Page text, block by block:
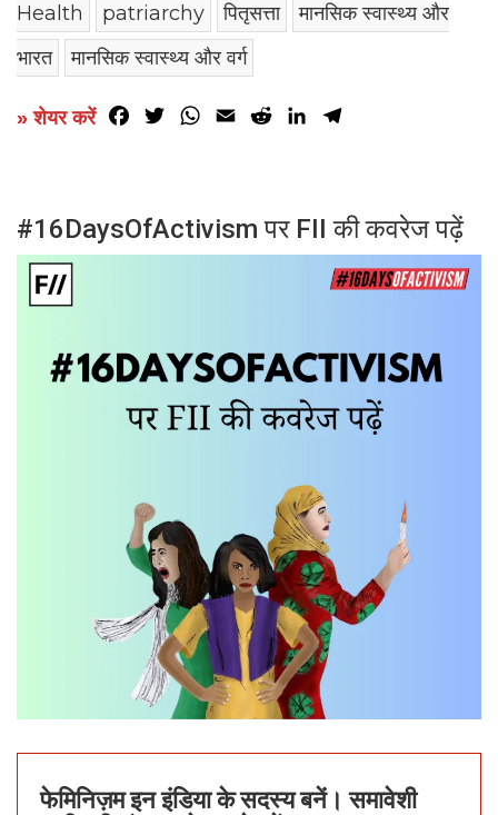
Health
patriarchy पितृसत्ता
मानसिक स्वास्थ्य और
भारत
मानसिक स्वास्थ्य और वर्ग
» शेयर करें Facebook
TwitterWhatsApp
Email RedditLinkedIn
#16DaysOfActivism पर FII की कवरेज पढ़ें
फेमिनिज़म इन इंडिया के सदस्य बनें। समावेशी